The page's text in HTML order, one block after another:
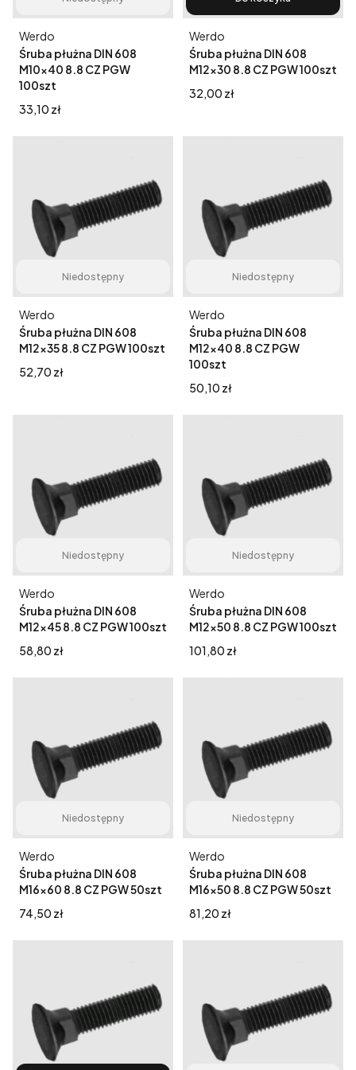
Śruba płużna DIN 608
M10x40 8.8 CZ PGW
100szt
Producent
Werdo
Cena
33,10 zł
Śruba płużna DIN 608
M12x30 8.8 CZ PGW 100szt
Producent
Werdo
Cena
32,00 zł
Niedostępny
Śruba płużna DIN 608
M12x35 8.8 CZ PGW 100szt
Producent
Werdo
Cena
52,70 zł
Niedostępny
Śruba płużna DIN 608
M12x40 8.8 CZ PGW
100szt
Producent
Werdo
Cena
50,10 zł
Niedostępny
Śruba płużna DIN 608
M12x45 8.8 CZ PGW 100szt
Producent
Werdo
Cena
58,80 zł
Niedostępny
Śruba płużna DIN 608
M12x50 8.8 CZ PGW 100szt
Producent
Werdo
Cena
101,80 zł
Niedostępny
Śruba płużna DIN 608
M16x60 8.8 CZ PGW 50szt
Producent
Werdo
Cena
74,50 zł
Niedostępny
Śruba płużna DIN 608
M16x50 8.8 CZ PGW 50szt
Producent
Werdo
Cena
81,20 zł